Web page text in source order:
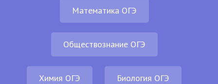
Математика ОГЭ
Обществознание ОГЭ
Химия ОГЭ Биология ОГЭ